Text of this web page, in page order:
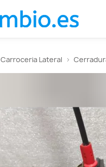
Carroceria Lateral